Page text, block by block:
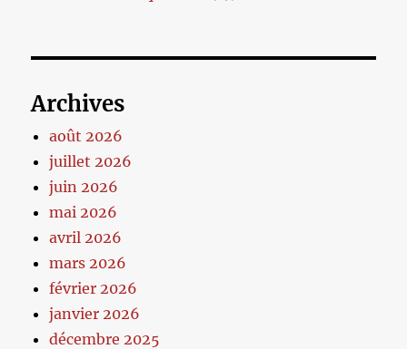
Archives
août 2026
juillet 2026
juin 2026
mai 2026
avril 2026
mars 2026
février 2026
janvier 2026
décembre 2025